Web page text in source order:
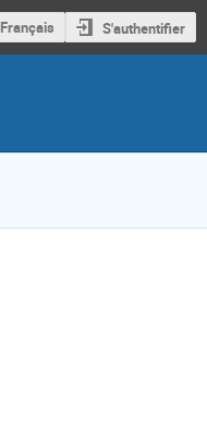
Français S'authentifier